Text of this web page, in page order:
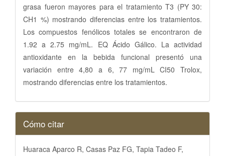
grasa fueron mayores para el tratamiento T3 (PY 30:
CH1 %) mostrando diferencias entre los tratamientos.
Los compuestos fenólicos totales se encontraron de
1.92 a 2.75 mg/mL. EQ Ácido Gálico. La actividad
antioxidante en la bebida funcional presentó una
variación entre 4,80 a 6, 77 mg/mL CI50 Trolox,
mostrando diferencias entre los tratamientos.
Detalles
del
artículo
Cómo citar
Huaraca Aparco R, Casas Paz FG, Tapia Tadeo F,